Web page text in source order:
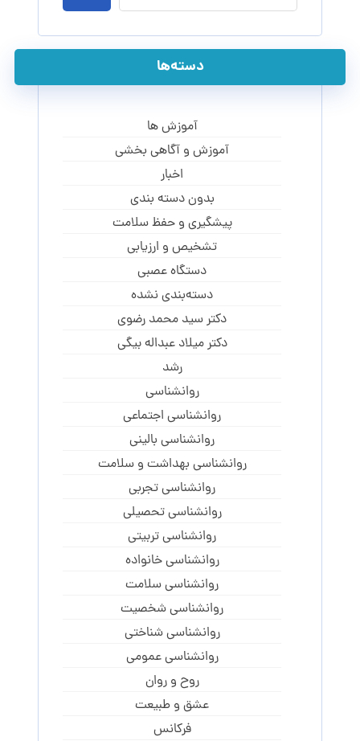
دسته‌ها
آموزش ها
آموزش و آگاهی‌ بخشی
اخبار
بدون دسته بندی
پیشگیری و حفظ سلامت
تشخیص و ارزیابی
دستگاه عصبی
دسته‌بندی نشده
دکتر سید محمد رضوی
دکتر میلاد عبداله بیگی
رشد
روانشناسی
روانشناسی اجتماعی
روانشناسی بالینی
روانشناسی بهداشت و سلامت
روانشناسی تجربی
روانشناسی تحصیلی
روانشناسی تربیتی
روانشناسی خانواده
روانشناسی سلامت
روانشناسی شخصیت
روانشناسی شناختی
روانشناسی عمومی
روح و روان
عشق و طبیعت
فرکانس